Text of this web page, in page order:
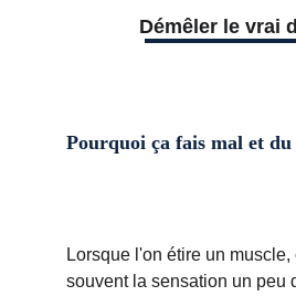
Démêler le vrai
Pourquoi ça fais mal et du
Lorsque l'on étire un muscle,
souvent la sensation un peu